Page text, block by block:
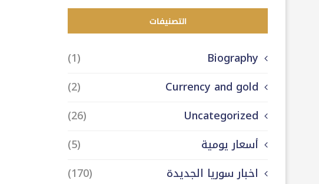
التصنيفات
Biography
(1)
Currency and gold
(2)
Uncategorized
(26)
أسعار يومية
(5)
اخبار سوريا الجديدة
(170)